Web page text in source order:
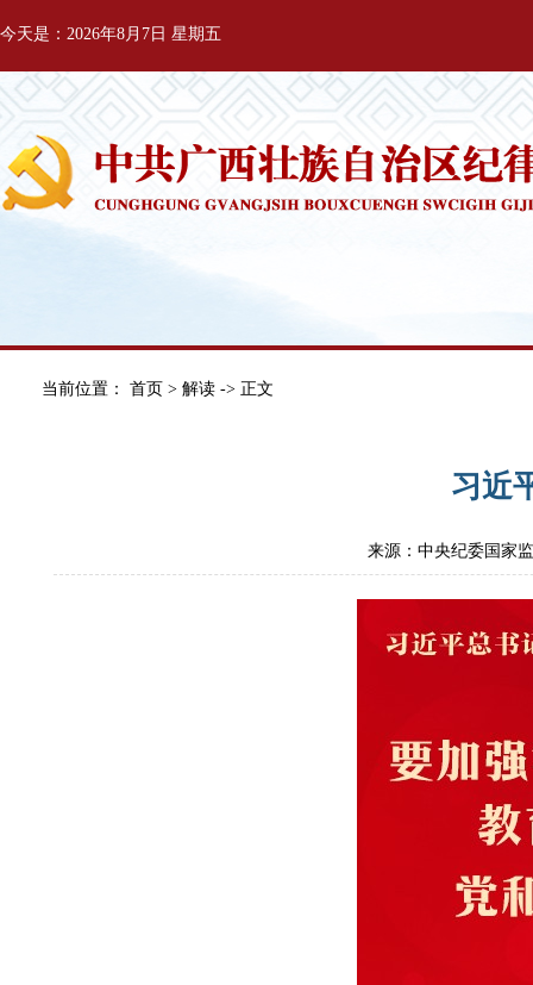
今天是：2026年8月7日 星期五
当前位置： 首页 > 解读 -> 正文
习近
来源：中央纪委国家